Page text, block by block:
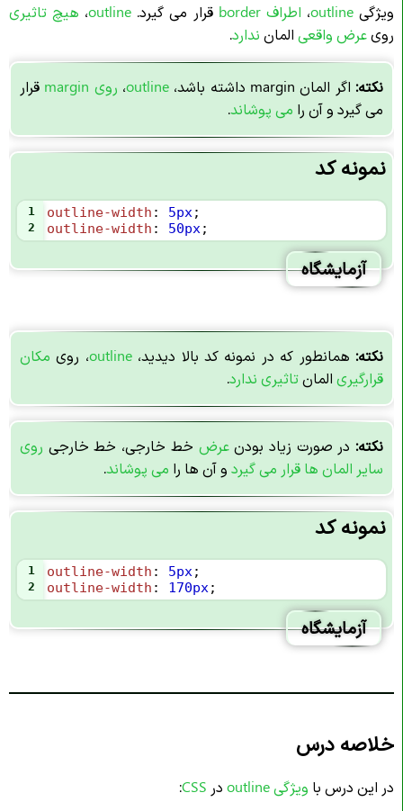
ویژگیoutline، اطراف border قرار می گیرد. outline، هیچ تاثیری
رویعرض واقعی المان ندارد.
نکته: اگر المان margin داشته باشد، outline، روی margin
قرار
می گیرد و آن را می پوشاند.
نمونه کد
1 outline-width : 5px;
2 outline-width : 50px;
آزمایشگاه
نکته: همانطور که در نمونه کد بالا دیدید،outline، روی مکان
قرارگیری المان تاثیری ندارد.
نکته: در صورت زیاد بودنعرض خط خارجی، خط خارجی روی
سایر المان ها قرار می گیرد و آن ها را می پوشاند.
نمونه کد
1 outline-width : 5px;
2 outline-width : 170px;
آزمایشگاه
خلاصه درس
در این درس با ویژگی outline در CSS
: